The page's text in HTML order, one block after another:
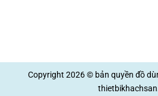
Copyright 2026 © bản quyền đồ